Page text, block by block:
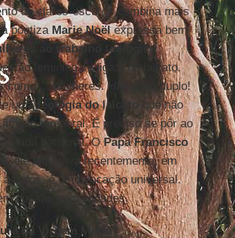
de claros-escuros combina mais
poetiza Marie Noëlexpressa bem
ao trabalho teológico
feminina se liga à do laicato.
como ... mulheres.Handicap
duplo!
umateologia do laicato
que não
temporal. É preciso se pôr ao
vida batismal. OPapa Francisco
ele lembrava recentemente, em
todos, é uma vocação universal.
nossas comunidades.
da Virgem Maria?